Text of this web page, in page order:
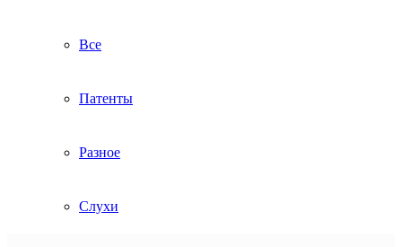
Все
Патенты
Разное
Слухи